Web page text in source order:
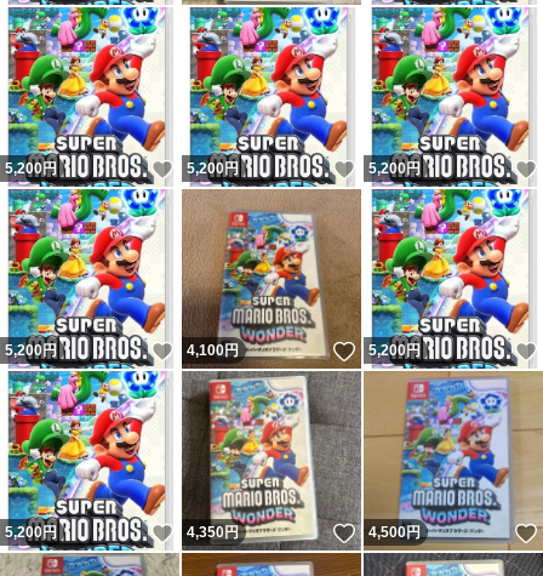
5,200 円 いいね！
5,200 円 いいね！
5,200 円
5,200 円 いいね！
4,100円 いいね！
5,200 円
5,200 円 いいね！
4,350円 いいね！
4,500円